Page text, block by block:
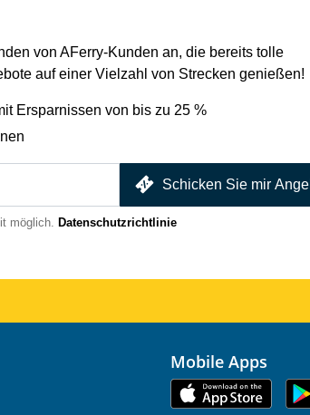
von AFerry-Kunden an, die bereits tolle
auf einer Vielzahl von Strecken genießen!
Ersparnissen von bis zu 25 %
Schicken Sie mir
möglich. Datenschutzrichtlinie
Mobile Apps